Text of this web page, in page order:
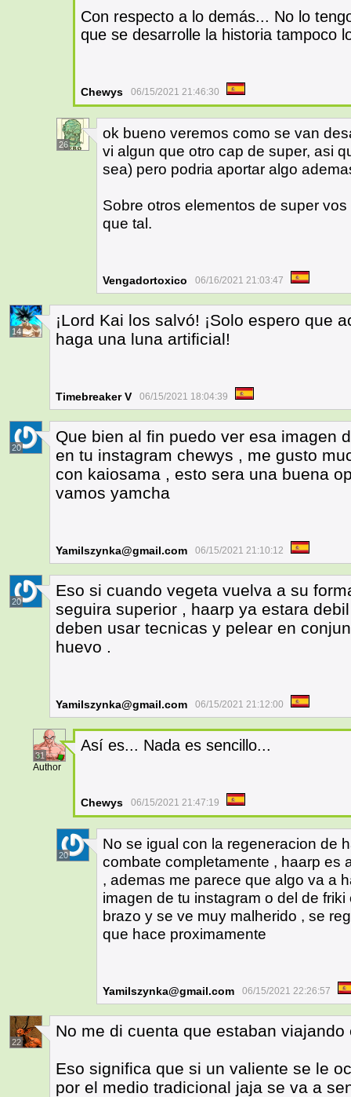
Con respecto a lo demás... No lo
que se desarrolle la historia tampoco
Chewys 06/15/2021 21:46:30
26
ok bueno veremos como se van
vi algun que otro cap de super, asi
sea) pero podria aportar algo
Sobre otros elementos de super
que tal.
Vengadortoxico 06/16/2021 21:03:47
14
¡Lord Kai los salvó! ¡Solo espero que
haga una luna artificial!
Timebreaker V 06/15/2021 18:04:39
20
Que bien al fin puedo ver esa imagen
en tu instagram chewys , me gusto
con kaiosama , esto sera una buena
vamos yamcha
Yamilszynka@gmail.com 06/15/2021 21:10:12
20
Eso si cuando vegeta vuelva a su
seguira superior , haarp ya estara
deben usar tecnicas y pelear en
huevo .
Yamilszynka@gmail.com 06/15/2021 21:12:00
31
Author
Así es... Nada es sencillo...
Chewys 06/15/2021 21:47:19
20
No se igual con la regeneracion de
combate completamente , haarp es
, ademas me parece que algo va a
imagen de tu instagram o del de
brazo y se ve muy malherido , se
que hace proximamente
Yamilszynka@gmail.com 06/15/2021 22:26:57
22
No me di cuenta que estaban viajando
Eso significa que si un valiente se le
por el medio tradicional jaja se va a